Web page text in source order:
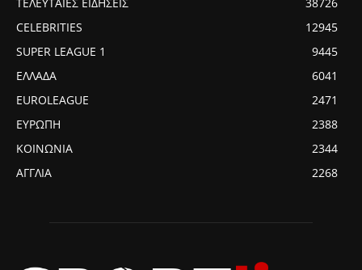
CELEBRITIES
12945
SUPER LEAGUE 1
9445
ΕΛΛΑΔΑ
6041
EUROLEAGUE
2471
ΕΥΡΩΠΗ
2388
ΚΟΙΝΩΝΙΑ
2344
ΑΓΓΛΙΑ
2268